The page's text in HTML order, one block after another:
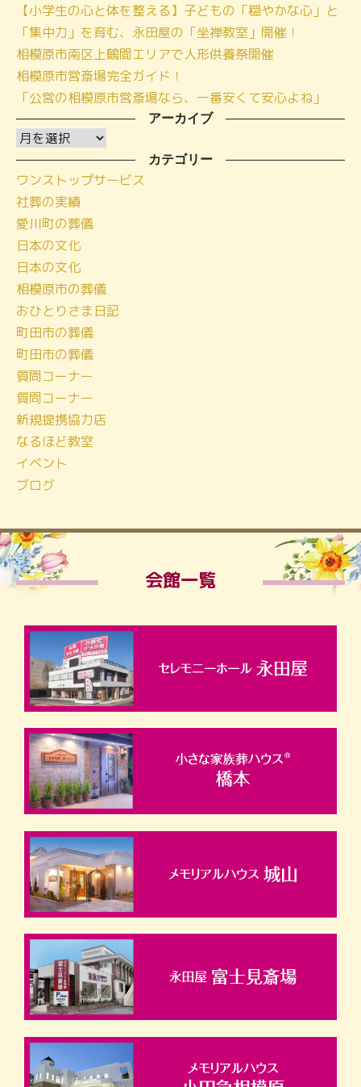
【小学生の心と体を整える】子どもの「穏やかな心」と
「集中力」を育む、永田屋の「坐禅教室」開催！
相模原市南区上鶴間エリアで人形供養祭開催
相模原市営斎場完全ガイド！
「公営の相模原市営斎場なら、一番安くて安心よね」
アーカイブ
ア
ー
カ
イ
ブ
カテゴリー
ワンストップサービス
社葬の実績
愛川町の葬儀
日本の文化
日本の文化
相模原市の葬儀
おひとりさま日記
町田市の葬儀
町田市の葬儀
質問コーナー
質問コーナー
新規提携協力店
なるほど教室
イベント
ブログ
会館一覧